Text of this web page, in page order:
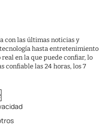
con las últimas noticias y
hasta entretenimiento
en la que puede confiar, lo
confiable las 24 horas, los 7